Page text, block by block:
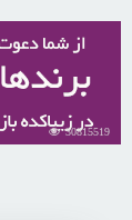
30815519